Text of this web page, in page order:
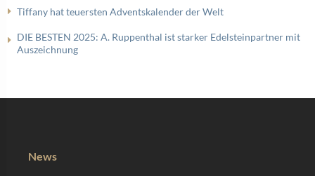
Tiffany hat teuersten Adventskalender der Welt
DIE BESTEN 2025: A. Ruppenthal ist starker Edelsteinpartner mit
Auszeichnung
News